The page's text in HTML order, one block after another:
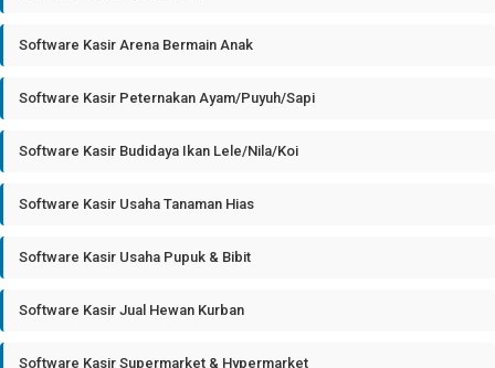
Software Kasir Arena Bermain Anak
Software Kasir Peternakan Ayam/Puyuh/Sapi
Software Kasir Budidaya Ikan Lele/Nila/Koi
Software Kasir Usaha Tanaman Hias
Software Kasir Usaha Pupuk & Bibit
Software Kasir Jual Hewan Kurban
Software Kasir Supermarket & Hypermarket